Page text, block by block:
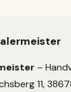
–
11,